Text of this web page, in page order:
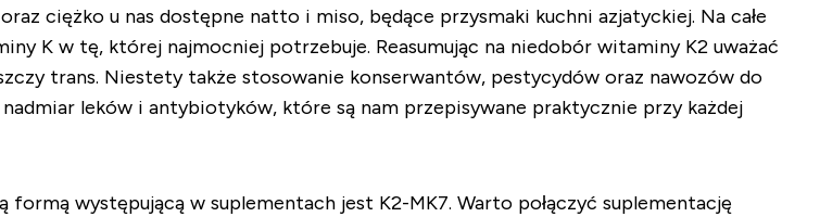
ciężko u nas dostępne natto i miso, będące przysmaki kuchni azjatyckiej. Na całe
K w tę, której najmocniej potrzebuje. Reasumując na niedobór witaminy K2 uważać
trans. Niestety także stosowanie konserwantów, pestycydów oraz nawozów do
leków i antybiotyków, które są nam przepisywane praktycznie przy każdej
występującą w suplementach jest K2-MK7. Warto połączyć suplementację